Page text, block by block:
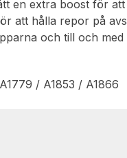
en extra boost för
att hålla repor på
och till och
/ A1853 / A1866